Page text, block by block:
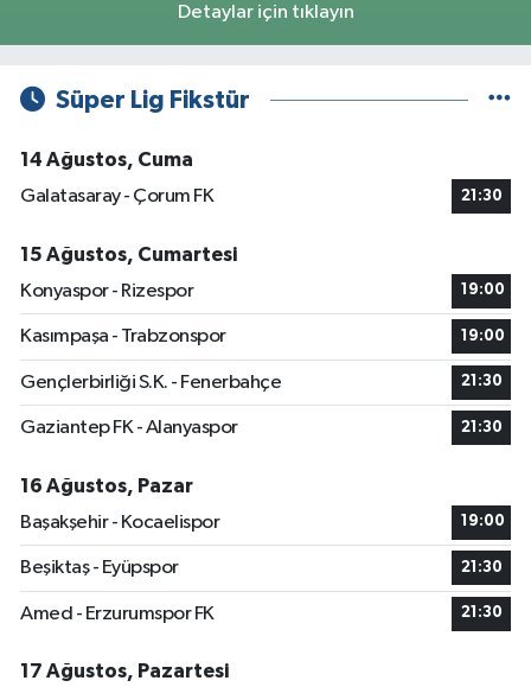
Detaylar için tıklayın
Süper Lig Fikstür
14 Ağustos, Cuma
Galatasaray - Çorum FK
21:30
15 Ağustos, Cumartesi
Konyaspor - Rizespor
19:00
Kasımpaşa - Trabzonspor 19:00
Gençlerbirliği S.K. - Fenerbahçe 21:30
Gaziantep FK - Alanyaspor 21:30
16 Ağustos, Pazar
Başakşehir - Kocaelispor
19:00
Beşiktaş - Eyüpspor 21:30
Amed - Erzurumspor FK 21:30
17 Ağustos, Pazartesi